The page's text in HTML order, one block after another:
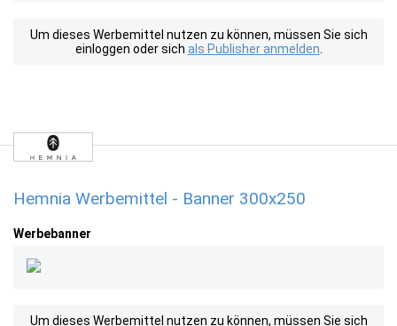
Um dieses Werbemittel nutzen zu können, müssen Sie sich
einloggen oder sich als Publisher anmelden
Hemnia Werbemittel - Banner 300x250
Werbebanner
Um dieses Werbemittel nutzen zu können, müssen Sie sich